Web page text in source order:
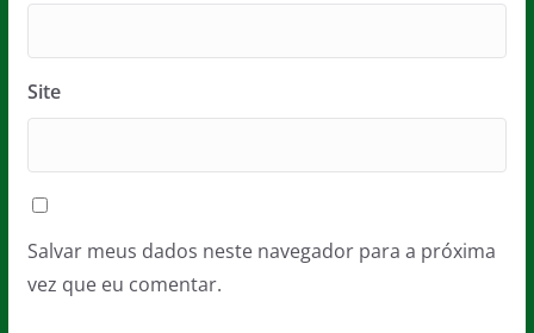
Site
Salvar meus dados neste navegador para a próxima
vez que eu comentar.